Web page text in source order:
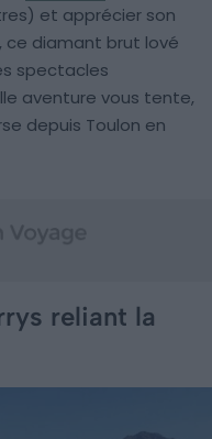
et apprécier son
ce diamant brut lové
spectacles
aventure vous tente,
depuis Toulon en
reliant la